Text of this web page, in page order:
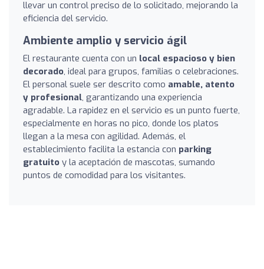
llevar un control preciso de lo solicitado, mejorando la
eficiencia del servicio.
Ambiente amplio y servicio ágil
El restaurante cuenta con un local espacioso y bien
decorado, ideal para grupos, familias o celebraciones.
El personal suele ser descrito como amable, atento
y profesional, garantizando una experiencia
agradable. La rapidez en el servicio es un punto fuerte,
especialmente en horas no pico, donde los platos
llegan a la mesa con agilidad. Además, el
establecimiento facilita la estancia con parking
gratuito y la aceptación de mascotas, sumando
puntos de comodidad para los visitantes.